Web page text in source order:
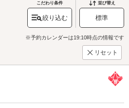
こだわり条件
絞り込む
並び替え
標準
※予約カレンダーは19:10時点の情報です
リセット